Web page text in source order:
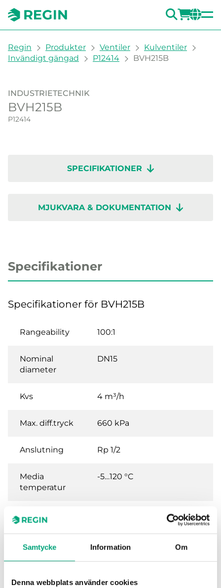
Samtycke Information Om
Denna webbplats använder cookies
SÖK
You are here:
Regin Produkter Ventiler
Kulventiler
Invändigt gängad
P12414 BVH215B
INDUSTRIETECHNIK
BVH215B
P12414
SPECIFIKATIONER
MJUKVARA & DOKUMENTATION
Specifikationer
Specifikationer för BVH215B
Rangeability 100:1
Nominal
diameter
DN15
Kvs 4 m³/h
Max. diff.tryck 660 kPa
Anslutning Rp 1/2
Media
temperatur
-5…120 °C
Ventiltyp
DMN..F